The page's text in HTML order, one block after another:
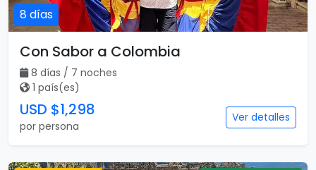
8 días
Con Sabor a Colombia
8 días / 7 noches
1 país(es)
USD $1,298
por persona
Ver detalles